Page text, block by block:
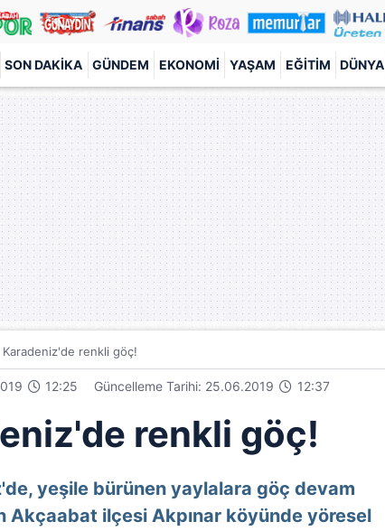
SON DAKIKA GÜNDEM EKONOMI YAŞAM EĞITIM DÜNYA
Karadeniz'de renkli göç!
12:25 Güncelleme Tarihi: 25.06.2019 12:37
renkli göç!
yeşile bürünen yaylalara göç devam
Akçaabat ilçesi Akpınar köyünde yöresel